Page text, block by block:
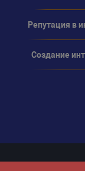
Репутация в
Создание